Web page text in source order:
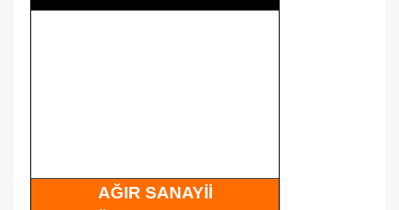
AĞIR SANAYİİ